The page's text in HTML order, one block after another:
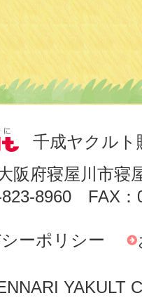
千成ヤクルト
阪府寝屋川市寝
8960 FAX：
ーポリシー
YAKULT